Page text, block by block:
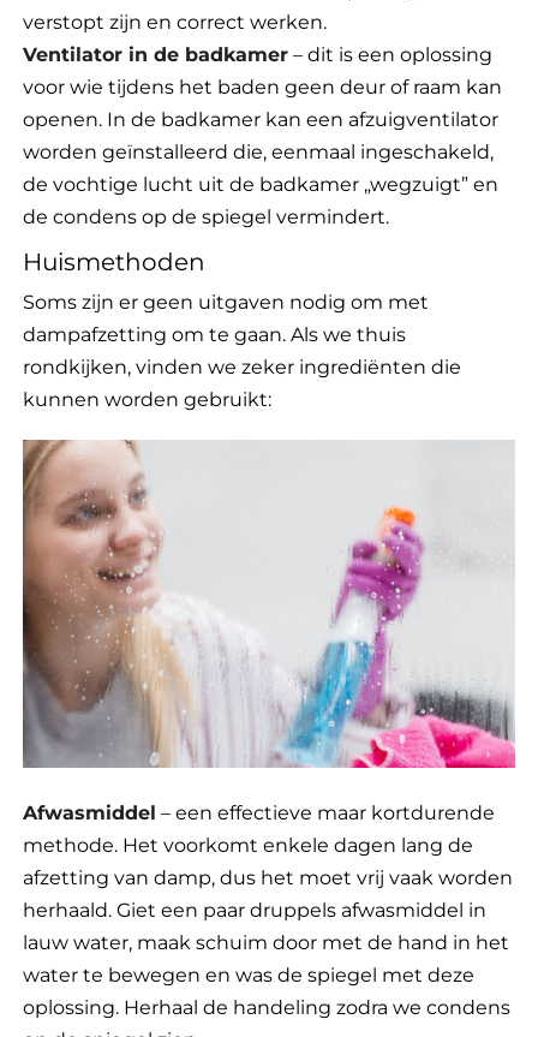
verstopt zijn en correct werken.
Ventilator in de badkamer – dit is een oplossing
voor wie tijdens het baden geen deur of raam kan
openen. In de badkamer kan een afzuigventilator
worden geïnstalleerd die, eenmaal ingeschakeld,
de vochtige lucht uit de badkamer „wegzuigt” en
de condens op de spiegel vermindert.
Huismethoden
Soms zijn er geen uitgaven nodig om met
dampafzetting om te gaan. Als we thuis
rondkijken, vinden we zeker ingrediënten die
kunnen worden gebruikt:
Afwasmiddel – een effectieve maar kortdurende
methode. Het voorkomt enkele dagen lang de
afzetting van damp, dus het moet vrij vaak worden
herhaald. Giet een paar druppels afwasmiddel in
lauw water, maak schuim door met de hand in het
water te bewegen en was de spiegel met deze
oplossing. Herhaal de handeling zodra we condens